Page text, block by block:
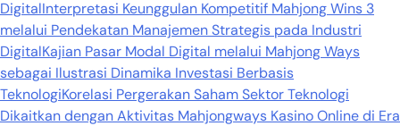
DigitalInterpretasi Keunggulan Kompetitif Mahjong Wins 3
melalui Pendekatan Manajemen Strategis pada Industri
DigitalKajian Pasar Modal Digital melalui Mahjong Ways
sebagai Ilustrasi Dinamika Investasi Berbasis
TeknologiKorelasi Pergerakan Saham Sektor Teknologi
Dikaitkan dengan Aktivitas Mahjongways Kasino Online di Era